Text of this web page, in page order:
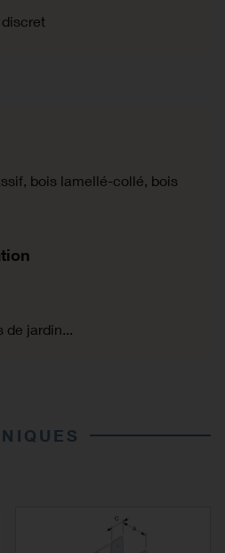
bois lamellé-collé, bois
de jardin...